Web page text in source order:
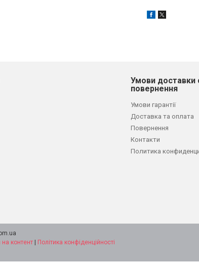
Умови доставки
повернення
Умови гарантії
Доставка та оплата
Повернення
Контакти
Политика
контент
Політика конфіденційності